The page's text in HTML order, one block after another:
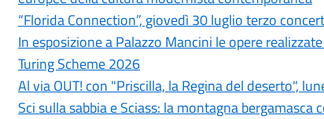
“Florida Connection”, giovedì 30 luglio terzo
In esposizione a Palazzo Mancini le opere
Turing Scheme 2026
Al via OUT! con "Priscilla, la Regina del deserto",
Sci sulla sabbia e Sciass: la montagna